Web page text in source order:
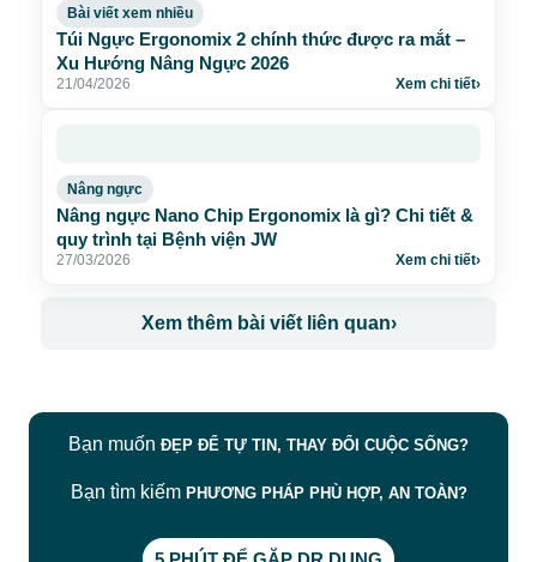
Bài viết xem nhiều
Túi Ngực Ergonomix 2 chính thức được ra mắt –
Xu Hướng Nâng Ngực 2026
21/04/2026 Xem chi tiết›
Nâng ngực
Nâng ngực Nano Chip Ergonomix là gì? Chi tiết &
quy trình tại Bệnh viện JW
27/03/2026 Xem chi tiết›
Xem thêm bài viết liên quan›
Bạn muốn ĐẸP ĐỂ TỰ TIN, THAY ĐỔI CUỘC SỐNG?
Bạn tìm kiếm PHƯƠNG PHÁP PHÙ HỢP, AN TOÀN?